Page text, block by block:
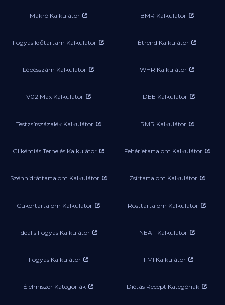
Makró Kalkulátor BMR Kalkulátor
Fogyás Időtartam Kalkulátor Étrend Kalkulátor
Lépésszám Kalkulátor WHR Kalkulátor
V02 Max Kalkulátor TDEE Kalkulátor
Testzsírszázalék Kalkulátor RMR Kalkulátor
Glikémiás Terhelés Kalkulátor Fehérjetartalom Kalkulátor
Szénhidráttartalom Kalkulátor Zsírtartalom Kalkulátor
Cukortartalom Kalkulátor Rosttartalom Kalkulátor
Ideális Fogyás Kalkulátor NEAT Kalkulátor
Fogyás Kalkulátor FFMI Kalkulátor
Élelmiszer Kategóriák Diétás Recept Kategóriák